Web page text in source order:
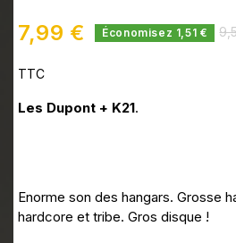
7,99 € Économisez 1,51 €
TTC
Les Dupont + K21.
Enorme son des hangars. Grosse
hardcore et tribe. Gros disque !